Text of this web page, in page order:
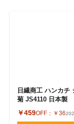
日繊商工 ハンカチ
菊 JS4110 日本製
￥459OFF： ￥36